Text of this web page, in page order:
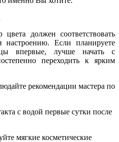
должен соответствовать
настроению. Если планируете
впервые, лучше начать с
переходить к ярким
рекомендации мастера по
с водой первые сутки после
мягкие косметические